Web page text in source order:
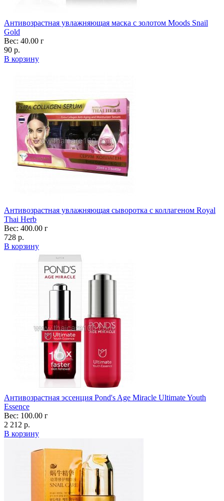
Антивозрастная увлажняющая маска с золотом Moods Snail
Gold
Вес: 40.00 г
90 р.
В корзину
Антивозрастная увлажняющая сыворотка с коллагеном Royal
Thai Herb
Вес: 400.00 г
728 р.
В корзину
Антивозрастная эссенция Pond's Age Miracle Ultimate Youth
Essence
Вес: 100.00 г
2 212 р.
В корзину